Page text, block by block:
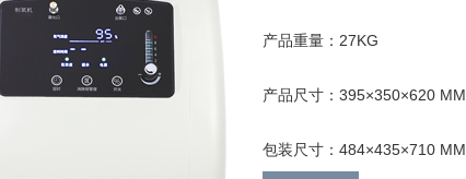
产品重量：27KG
产品尺寸：395×350×620 MM
包装尺寸：484×435×710 MM